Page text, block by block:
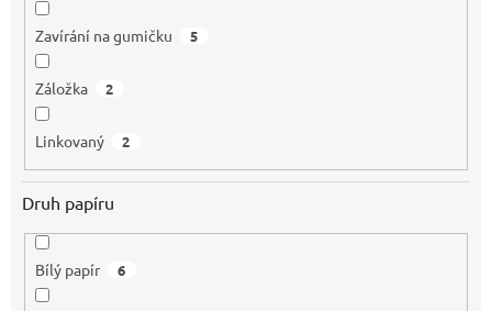
Zavírání na gumičku 5
Záložka 2
Linkovaný 2
Druh papíru
Bílý papír 6